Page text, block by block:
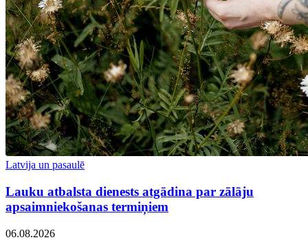
Latvija un pasaulē
Lauku atbalsta dienests atgādina par zālāju
apsaimniekošanas termiņiem
06.08.2026